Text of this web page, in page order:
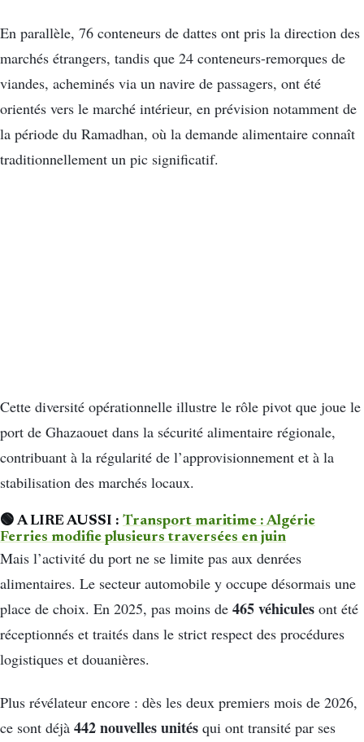
En parallèle, 76 conteneurs de dattes ont pris la direction des
marchés étrangers, tandis que 24 conteneurs-remorques de
viandes, acheminés via un navire de passagers, ont été
orientés vers le marché intérieur, en prévision notamment de
la période du Ramadhan, où la demande alimentaire connaît
traditionnellement un pic significatif.
Cette diversité opérationnelle illustre le rôle pivot que joue le
port de Ghazaouet dans la sécurité alimentaire régionale,
contribuant à la régularité de l’approvisionnement et à la
stabilisation des marchés locaux.
🟢 A LIRE AUSSI : Transport maritime : Algérie
Ferries modifie plusieurs traversées en juin
Mais l’activité du port ne se limite pas aux denrées
alimentaires. Le secteur automobile y occupe désormais une
place de choix. En 2025, pas moins de 465 véhicules ont été
réceptionnés et traités dans le strict respect des procédures
logistiques et douanières.
Plus révélateur encore : dès les deux premiers mois de 2026,
ce sont déjà 442 nouvelles unités qui ont transité par ses